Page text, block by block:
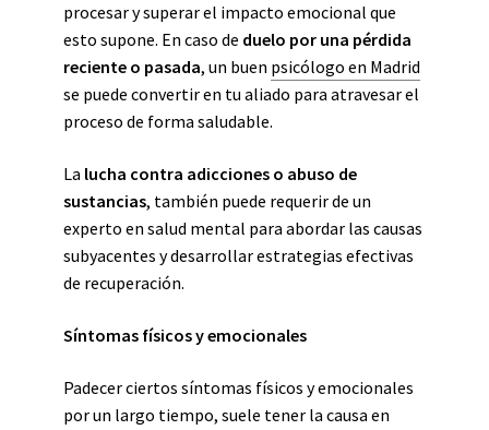
procesar y superar el impacto emocional que
esto supone. En caso de duelo por una pérdida
reciente o pasada, un buen psicólogo en Madrid
se puede convertir en tu aliado para atravesar el
proceso de forma saludable.
La lucha contra adicciones o abuso de
sustancias, también puede requerir de un
experto en salud mental para abordar las causas
subyacentes y desarrollar estrategias efectivas
de recuperación.
Síntomas físicos y emocionales
Padecer ciertos síntomas físicos y emocionales
por un largo tiempo, suele tener la causa en